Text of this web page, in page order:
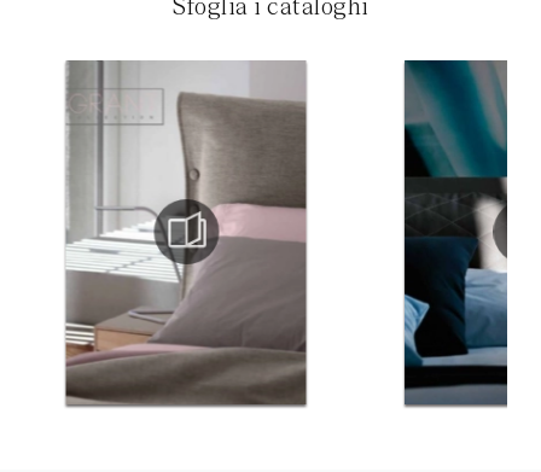
Sfoglia i cataloghi